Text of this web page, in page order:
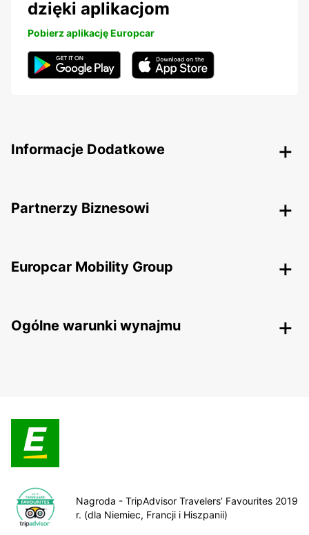
dzięki aplikacjom
Pobierz aplikację Europcar
Informacje Dodatkowe
Partnerzy Biznesowi
Europcar Mobility Group
Ogólne warunki wynajmu
Nagroda - TripAdvisor Travelers’ Favourites 2019
r. (dla Niemiec, Francji i Hiszpanii)